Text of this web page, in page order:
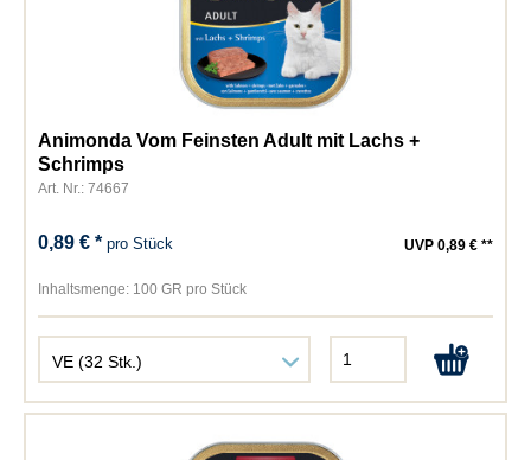
Animonda Vom Feinsten Adult mit Lachs +
Schrimps
Art. Nr.: 74667
0,89 € *pro Stück UVP 0,89 € **
Inhaltsmenge: 100 GR pro Stück